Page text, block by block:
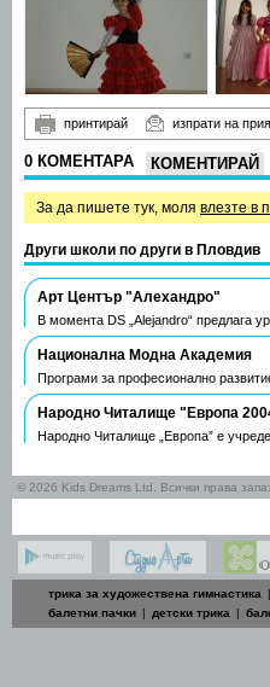
принтирай изпрати на
0 КОМЕНТАРА КОМЕНТИРАЙ
За да пишете тук, моля влезте в
Други школи по други в Пловдив
Арт Център "Алехандро"
В момента DS „Alejandro“ предлага
Национална Модна Академия
Програми за професионално
Народно Читалище "Европа
Народно Читалище „Европа” е
© 2026 Kids Dreams Ltd. Всички права
трика за художествена гимнастика |
балетни пачки | детски трика |